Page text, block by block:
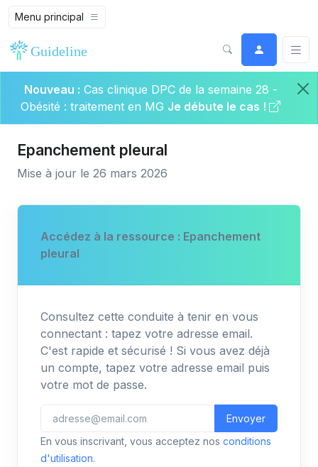
Menu principal
Nouveau : Cas clinique DPC de la semaine 28 -
Obésité : traitement en MG Je débute le cas !
Epanchement pleural
Mise à jour le 26 mars 2026
Accédez à la ressource : Epanchement
pleural
Consultez cette conduite à tenir en vous
connectant : tapez votre adresse email.
C'est rapide et sécurisé ! Si vous avez déjà
un compte, tapez votre adresse email puis
votre mot de passe.
Envoyer
En vous inscrivant, vous acceptez nos conditions
d'utilisation.